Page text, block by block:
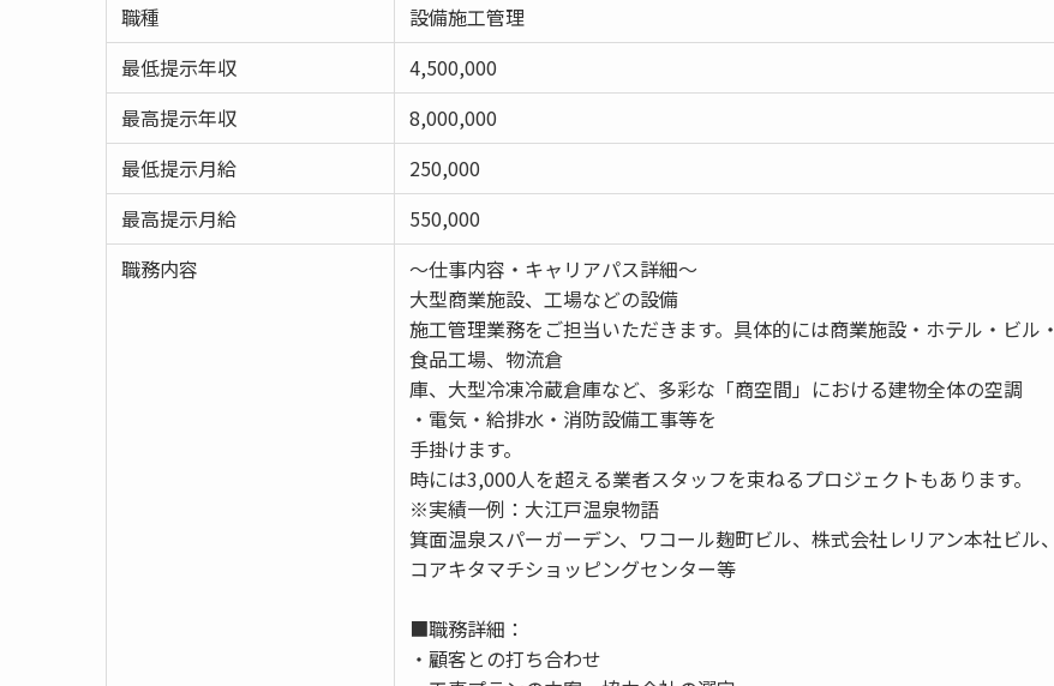
職種
設備施工管理
最低提示年収
4,500,000
最高提示年収
8,000,000
最低提示月給
250,000
最高提示月給
550,000
職務内容
～仕事内容・キャリアパス詳細～
大型商業施設、工場などの設備
施工管理業務をご担当いただきます。具体的には商業施設・ホテル・ビル・
食品工場、物流倉
庫、大型冷凍冷蔵倉庫など、多彩な「商空間」における建物全体の空調
・電気・給排水・消防設備工事等を
手掛けます。
時には3,000人を超える業者スタッフを束ねるプロジェクトもあります。
※実績一例：大江戸温泉物語
箕面温泉スパーガーデン、ワコール麹町ビル、株式会社レリアン本社ビル、
コアキタマチショッピングセンター等
■職務詳細：
・顧客との打ち合わせ